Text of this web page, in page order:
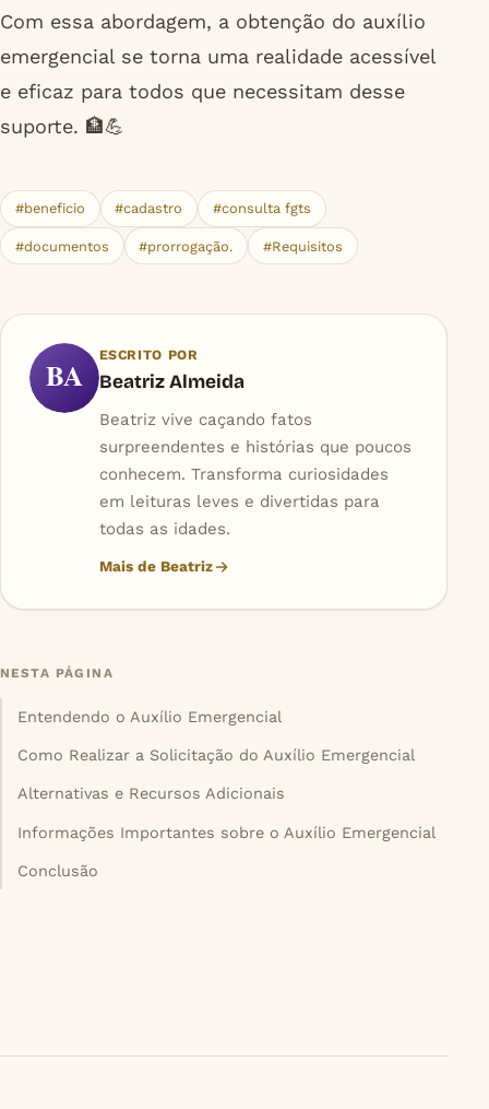
Com essa abordagem, a obtenção do auxílio
emergencial se torna uma realidade acessível
e eficaz para todos que necessitam desse
suporte. 🏦💪
#beneficio #cadastro #consulta fgts
#documentos #prorrogação. #Requisitos
BA
ESCRITO POR
Beatriz Almeida
Beatriz vive caçando fatos
surpreendentes e histórias que poucos
conhecem. Transforma curiosidades
em leituras leves e divertidas para
todas as idades.
Mais de Beatriz
NESTA PÁGINA
Entendendo o Auxílio Emergencial
Como Realizar a Solicitação do Auxílio Emergencial
Alternativas e Recursos Adicionais
Informações Importantes sobre o Auxílio Emergencial
Conclusão